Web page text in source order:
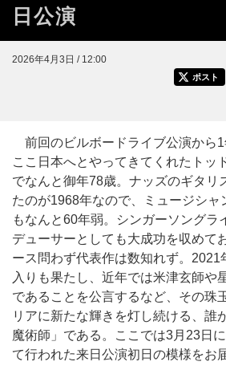
日公演
2026年4月3日 / 12:00
ポスト
前回のビルボードライブ公演から
ここ日本へとやってきてくれたトッ
でなんと御年78歳。ナッズのギタリ
たのが1968年なので、ミュージシャ
もなんと60年弱。シンガーソングラ
デューサーとしても大成功を収めて
ース問わず代表作は数知れず。2021
入りも果たし、近年では米津玄師や
であることを公言するなど、その珠
リアに新たな輝きを灯し続ける、誰
魔術師」である。ここでは3月23日
て行われた来日公演初日の模様をお